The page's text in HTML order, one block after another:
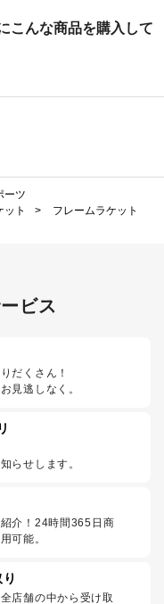
こんな商品を購入して
ーツ
ット >
フレームラケット
ビス
だくさん！
見逃しなく。
らせします。
介！24時間365日商
可能。
店舗の中から受け取